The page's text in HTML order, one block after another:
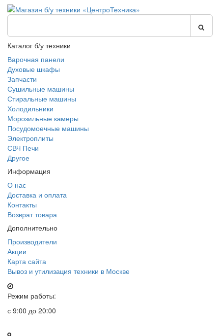
Каталог б/у техники
Варочная панели
Духовые шкафы
Запчасти
Сушильные машины
Стиральные машины
Холодильники
Морозильные камеры
Посудомоечные машины
Электроплиты
СВЧ Печи
Другое
Информация
О нас
Доставка и оплата
Контакты
Возврат товара
Дополнительно
Производители
Акции
Карта сайта
Вывоз и утилизация техники в Москве
Режим работы:
с 9:00 до 20:00